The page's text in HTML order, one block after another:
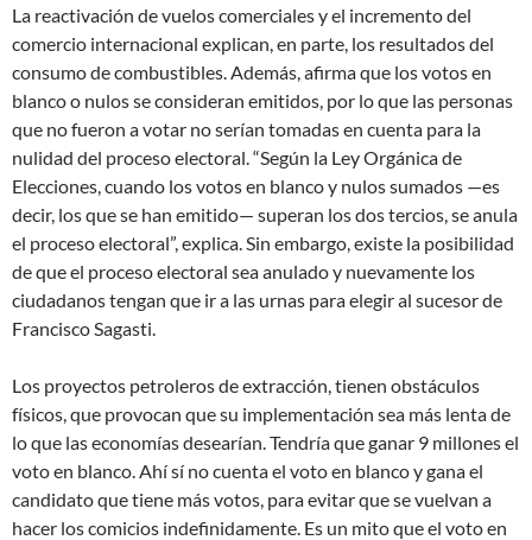
La reactivación de vuelos comerciales y el incremento del
comercio internacional explican, en parte, los resultados del
consumo de combustibles. Además, afirma que los votos en
blanco o nulos se consideran emitidos, por lo que las personas
que no fueron a votar no serían tomadas en cuenta para la
nulidad del proceso electoral. “Según la Ley Orgánica de
Elecciones, cuando los votos en blanco y nulos sumados —es
decir, los que se han emitido— superan los dos tercios, se anula
el proceso electoral”, explica. Sin embargo, existe la posibilidad
de que el proceso electoral sea anulado y nuevamente los
ciudadanos tengan que ir a las urnas para elegir al sucesor de
Francisco Sagasti.
Los proyectos petroleros de extracción, tienen obstáculos
físicos, que provocan que su implementación sea más lenta de
lo que las economías desearían. Tendría que ganar 9 millones el
voto en blanco. Ahí sí no cuenta el voto en blanco y gana el
candidato que tiene más votos, para evitar que se vuelvan a
hacer los comicios indefinidamente. Es un mito que el voto en